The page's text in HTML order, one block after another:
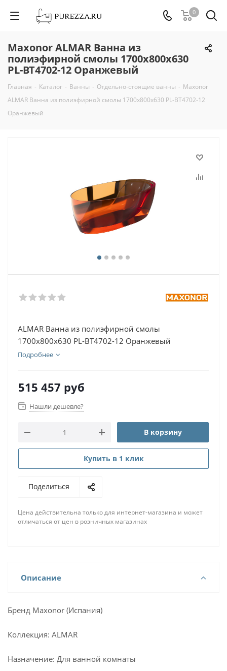
0
Maxonor ALMAR Ванна из
полиэфирной смолы 1700х800х630
PL-BT4702-12 Оранжевый
Главная - Каталог - Ванны - Отдельно-стоящие ванны - Maxonor
ALMAR Ванна из полиэфирной смолы 1700х800х630 PL-BT4702-12
Оранжевый
ALMAR Ванна из полиэфирной смолы
1700х800х630 PL-BT4702-12 Оранжевый
Подробнее
515 457 руб
Нашли дешевле?
В корзину
Купить в 1 клик
Поделиться
Цена действительна только для интернет-магазина и может
отличаться от цен в розничных магазинах
Описание
Бренд Maxonor (Испания)
Коллекция: ALMAR
Назначение: Для ванной комнаты